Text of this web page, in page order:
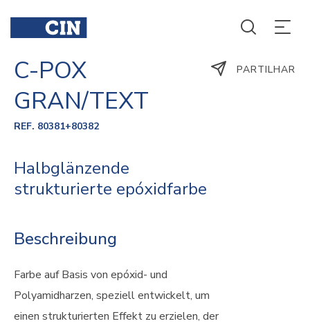
C-POX
GRAN/TEXT
REF. 80381+80382
Halbglänzende
strukturierte epóxidfarbe
Beschreibung
Farbe auf Basis von epóxid- und
Polyamidharzen, speziell entwickelt, um
einen strukturierten Effekt zu erzielen, der
PARTILHAR